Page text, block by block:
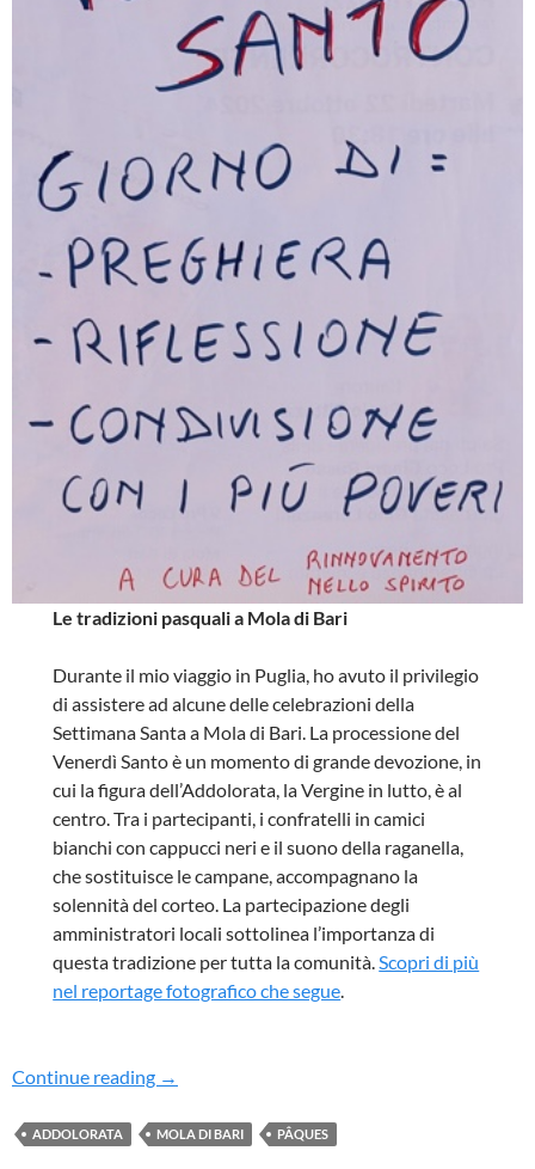
Le tradizioni pasquali a Mola di Bari
Durante il mio viaggio in Puglia, ho avuto il privilegio
di assistere ad alcune delle celebrazioni della
Settimana Santa a Mola di Bari. La processione del
Venerdì Santo è un momento di grande devozione, in
cui la figura dell’Addolorata, la Vergine in lutto, è al
centro. Tra i partecipanti, i confratelli in camici
bianchi con cappucci neri e il suono della raganella,
che sostituisce le campane, accompagnano la
solennità del corteo. La partecipazione degli
amministratori locali sottolinea l’importanza di
questa tradizione per tutta la comunità. Scopri di più
nel reportage fotografico che segue
Continue reading Les traditions de Pâques à Mola di Bari : un
→
ADDOLORATA MOLA DI BARI PÂQUES